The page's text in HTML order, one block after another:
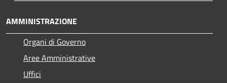
AMMINISTRAZIONE
Organi di Governo
Aree Amministrative
Uffici